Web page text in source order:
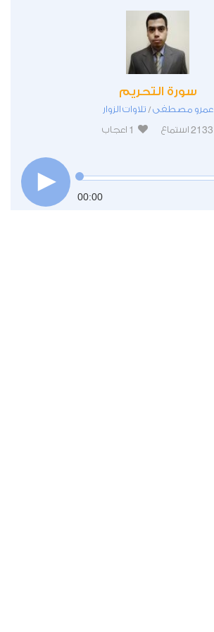
سورة التحريم
عمرو مصطفى/ تلاوات الزوار
2133 استماع 1 اعجاب
00:00